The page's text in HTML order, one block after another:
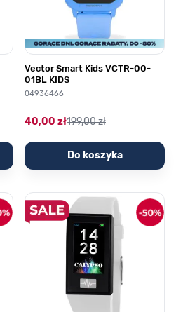
Vector Smart Kids VCTR-00-
01BL KIDS
04936466
40,00 zł199,00 zł
Do koszyka